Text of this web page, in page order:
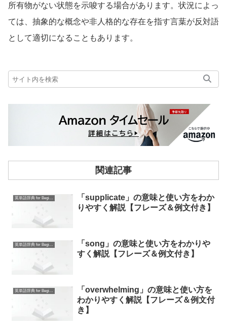
所有物がない状態を示唆する場合があります。状況によっ
ては、抽象的な概念や非人格的な存在を指す言葉が反対語
として適切になることもあります。
関連記事
英単語辞典 for Beginners
「supplicate」の意味と使い方をわか
りやすく解説【フレーズ＆例文付き】
英単語辞典 for Beginners
「song」の意味と使い方をわかりや
すく解説【フレーズ＆例文付き】
英単語辞典 for Beginners
「overwhelming」の意味と使い方を
わかりやすく解説【フレーズ＆例文付
き】